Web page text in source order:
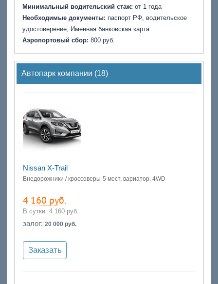
Минимальный водительский стаж: от 1 года
Необходимые документы: паспорт РФ, водительское
удостоверение, Именная банковская карта
Аэропортовый сбор: 800 руб.
Автопарк компании (18)
Nissan X-Trail
Внедорожники / кроссоверы 5 мест, вариатор, 4WD
4 160 руб.
В сутки:4 160 руб.
залог:20 000 руб.
Заказать